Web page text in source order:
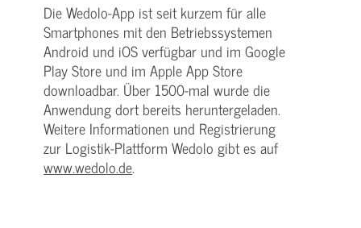
Die Wedolo-App ist seit kurzem für alle
Smartphones mit den Betriebssystemen
Android und iOS verfügbar und im Google
Play Store und im Apple App Store
downloadbar. Über 1500-mal wurde die
Anwendung dort bereits heruntergeladen.
Weitere Informationen und Registrierung
zur Logistik-Plattform Wedolo gibt es auf
www.wedolo.de.